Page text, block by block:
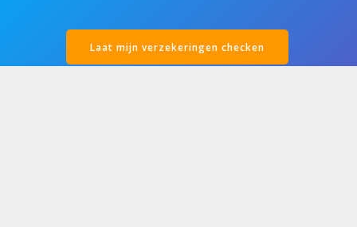
Laat mijn verzekeringen checken